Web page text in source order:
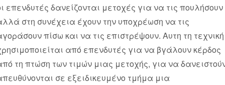
επενδυτές δανείζονται μετοχές για να τις πουλήσουν
στη συνέχεια έχουν την υποχρέωση να τις
πίσω και να τις επιστρέψουν. Αυτη τη τεχνική
από επενδυτές για να βγάλουν κέρδος
τη πτώση των τιμών μιας μετοχής, για να
σε εξειδικευμένο τμήμα μια